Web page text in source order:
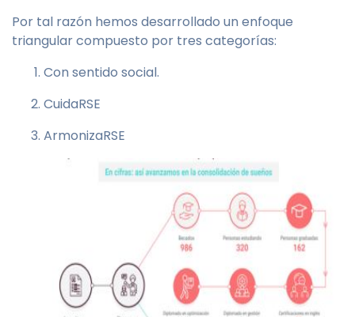
Por tal razón hemos desarrollado un enfoque
triangular compuesto por tres categorías:
Con sentido social.
CuidaRSE
ArmonizaRSE